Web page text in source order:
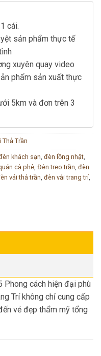
cái.
sản phẩm thực tế
xuyên quay video
phẩm sản xuất thực
5km và đơn trên 3
Trần
khách sạn đèn lồng nhật
cà phê Đèn treo trần đèn
vải thả trần đèn vải trang trí
Phong cách hiện đại phù
Trí không chỉ cung cấp
vẻ đẹp thẩm mỹ tổng